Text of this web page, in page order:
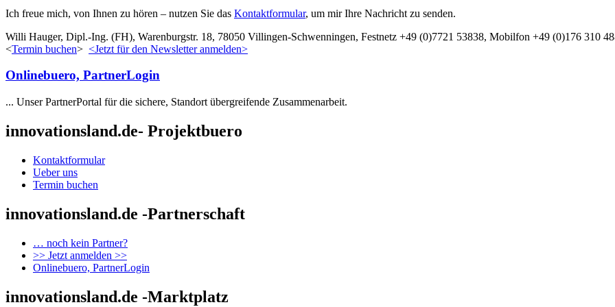
Ich freue mich, von Ihnen zu hören – nutzen Sie das Kontaktformular, um mir Ihre Nachricht zu senden.
Willi Hauger, Dipl.-Ing. (FH), Warenburgstr. 18, 78050 Villingen-Schwenningen, Festnetz +49 (0)7721 53838, Mobilfon +49 (0)176 310
<Termin buchen> <Jetzt für den Newsletter anmelden>
Onlinebuero, PartnerLogin
... Unser PartnerPortal für die sichere, Standort übergreifende Zusammenarbeit.
innovationsland.de- Projektbuero
Kontaktformular
Ueber uns
Termin buchen
innovationsland.de -Partnerschaft
… noch kein Partner?
>> Jetzt anmelden >>
Onlinebuero, PartnerLogin
innovationsland.de -Marktplatz